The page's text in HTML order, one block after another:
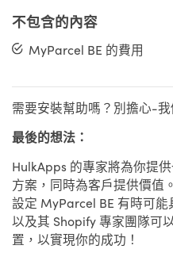
不包含的內容
MyParcel BE 的費用
需要安裝幫助嗎？別擔心-
最後的想法：
HulkApps 的專家將為你提
方案，同時為客戶提供價值
設定 MyParcel BE 有時可
以及其 Shopify 專家團隊可
置，以實現你的成功！